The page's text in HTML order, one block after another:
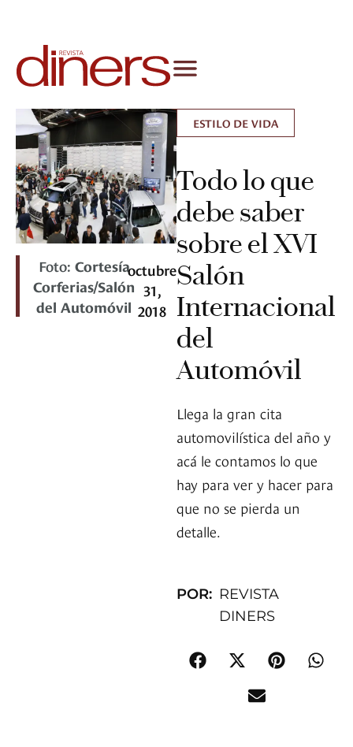
Foto: Cortesía
Corferias/Salón
del Automóvil
octubre
31,
2018
ESTILO DE VIDA
Todo lo que
debe saber
sobre el XVI
Salón
Internacional
del
Automóvil
Llega la gran cita
automovilística del año y
acá le contamos lo que
hay para ver y hacer para
que no se pierda un
detalle.
POR: REVISTA
DINERS